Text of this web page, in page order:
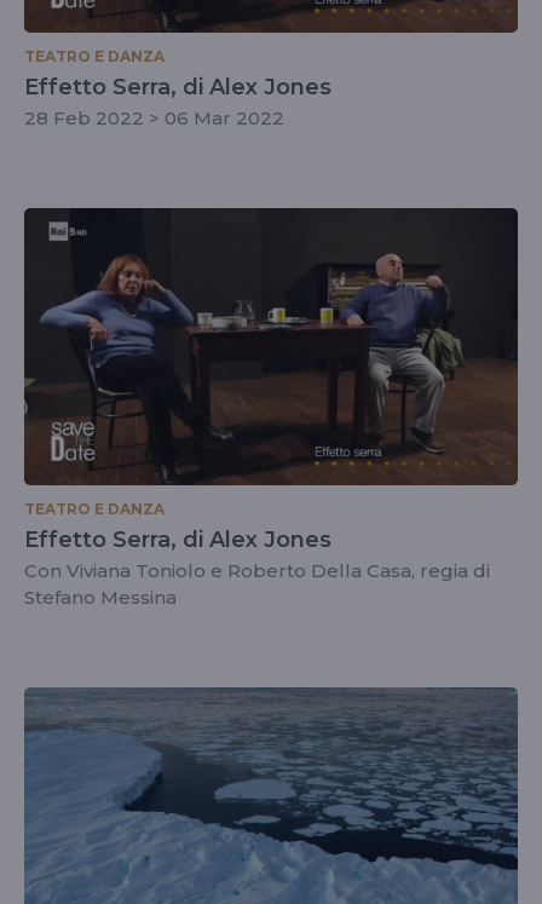
TEATRO E DANZA
Effetto Serra, di Alex Jones
28 Feb 2022 > 06 Mar 2022
TEATRO E DANZA
Effetto Serra, di Alex Jones
Con Viviana Toniolo e Roberto Della Casa, regia di
Stefano Messina